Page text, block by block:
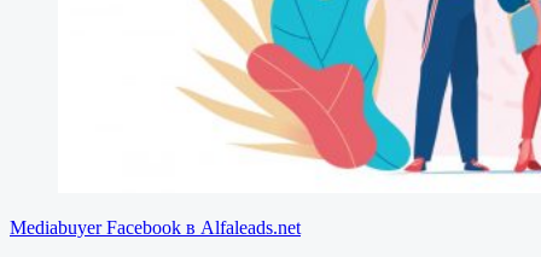
Mediabuyer Facebook в Alfaleads.net